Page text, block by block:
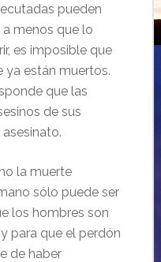
pueden
a menos que lo
es imposible que
ya están muertos.
que las
de sus
la muerte
sólo puede ser
los hombres son
para que el perdón
de haber